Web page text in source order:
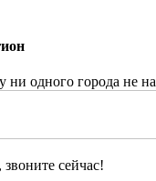
ни одного города не
сейчас!